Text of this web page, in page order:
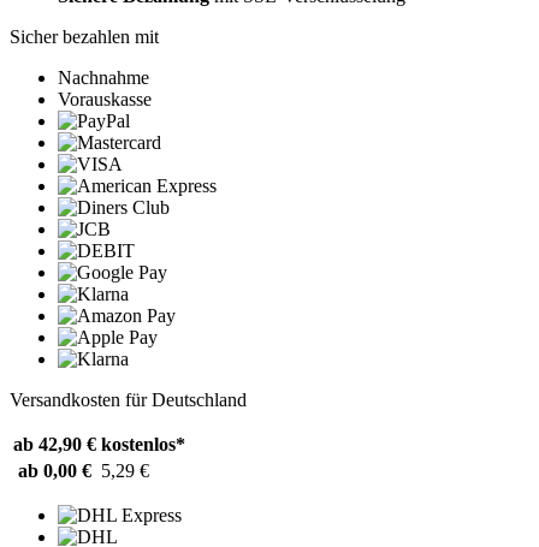
Sicher bezahlen mit
Nachnahme
Vorauskasse
Versandkosten für Deutschland
ab 42,90 € kostenlos*
ab 0,00 € 5,29 €